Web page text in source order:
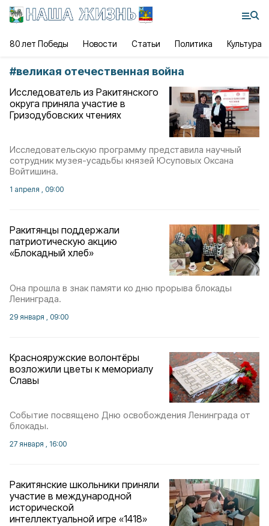
80 лет Победы Новости Статьи Политика Культура
#великая отечественная война
Исследователь из Ракитянского
округа приняла участие в
Гризодубовских чтениях
Исследовательскую программу представила научный
сотрудник музея-усадьбы князей Юсуповых Оксана
Войтишина.
1 апреля , 09:00
Ракитянцы поддержали
патриотическую акцию
«Блокадный хлеб»
Она прошла в знак памяти ко дню прорыва блокады
Ленинграда.
29 января , 09:00
Краснояружские волонтёры
возложили цветы к мемориалу
Славы
Событие посвящено Дню освобождения Ленинграда от
блокады.
27 января , 16:00
Ракитянские школьники приняли
участие в международной
исторической
интеллектуальной игре «1418»